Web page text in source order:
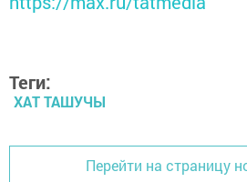
Теги:
ХАТ ТАШУЧЫ
Перейти на страницу